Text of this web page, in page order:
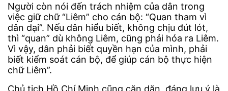
Người còn nói đến trách nhiệm của dân trong
việc giữ chữ “Liêm” cho cán bộ: “Quan tham vì
dân dại”. Nếu dân hiểu biết, không chịu đút lót,
thì “quan” dù không Liêm, cũng phải hóa ra Liêm.
Vì vậy, dân phải biết quyền hạn của mình, phải
biết kiểm soát cán bộ, để giúp cán bộ thực hiện
chữ Liêm”.
Chủ tịch Hồ Chí Minh cũng căn dặn, đáng lưu ý là